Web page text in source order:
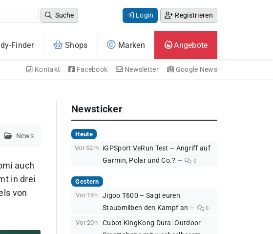
Suche Login Registrieren
Finder Shops Marken Angebote
Kontakt Facebook Newsletter Google News
News
auch
in drei
von
Newsticker
Heute
Vor 52m iGPSport VeRun Test – Angriff auf
Garmin, Polar und Co.?
0
Gestern
Vor 19h
Jigoo T600 – Sagt euren
Staubmilben den Kampf an
0
Vor 20h
Cubot KingKong Dura: Outdoor-